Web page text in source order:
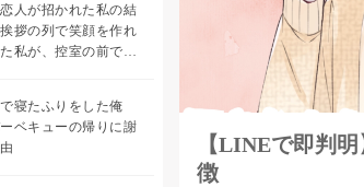
人が招かれた私の結
拶の列で笑顔を作れ
私が、控室の前で彼
寝たふりをした俺
ベキューの帰りに謝
【LINEで即判
徴